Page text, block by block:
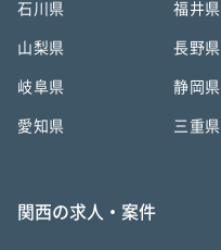
石川県 福井県
山梨県 長野県
岐阜県 静岡県
愛知県 三重県
関西の求人・案件